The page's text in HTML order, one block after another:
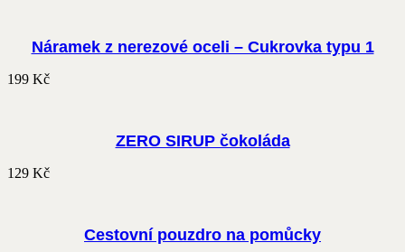
Náramek z nerezové oceli – Cukrovka typu 1
199 Kč
ZERO SIRUP čokoláda
129 Kč
Cestovní pouzdro na pomůcky